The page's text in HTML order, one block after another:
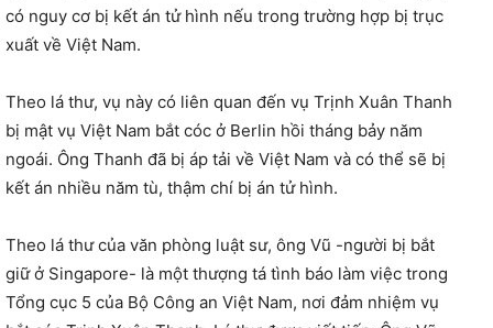
có nguy cơ bị kết án tử hình nếu trong trường hợp bị trục
xuất về Việt Nam.
Theo lá thư, vụ này có liên quan đến vụ Trịnh Xuân Thanh
bị mật vụ Việt Nam bắt cóc ở Berlin hồi tháng bảy năm
ngoái. Ông Thanh đã bị áp tải về Việt Nam và có thể sẽ bị
kết án nhiều năm tù, thậm chí bị án tử hình.
Theo lá thư của văn phòng luật sư, ông Vũ -người bị bắt
giữ ở Singapore- là một thượng tá tình báo làm việc trong
Tổng cục 5 của Bộ Công an Việt Nam, nơi đảm nhiệm vụ